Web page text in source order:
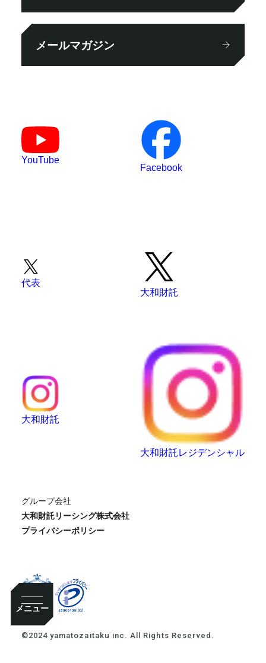
メニュー
メールマガジン
YouTube
Facebook
代表
大和財託
大和財託
大和財託レジデンシャル
グループ会社
大和財託リーシング株式会社
プライバシーポリシー
©2024 yamatozaitaku inc. All Rights Reserved.